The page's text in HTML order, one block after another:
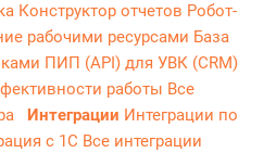
Конструктор отчетов Робот-
рабочими ресурсами База
ПИП (API) для УВК (CRM)
работы Все
Интеграции Интеграции по
с 1С Все интеграции